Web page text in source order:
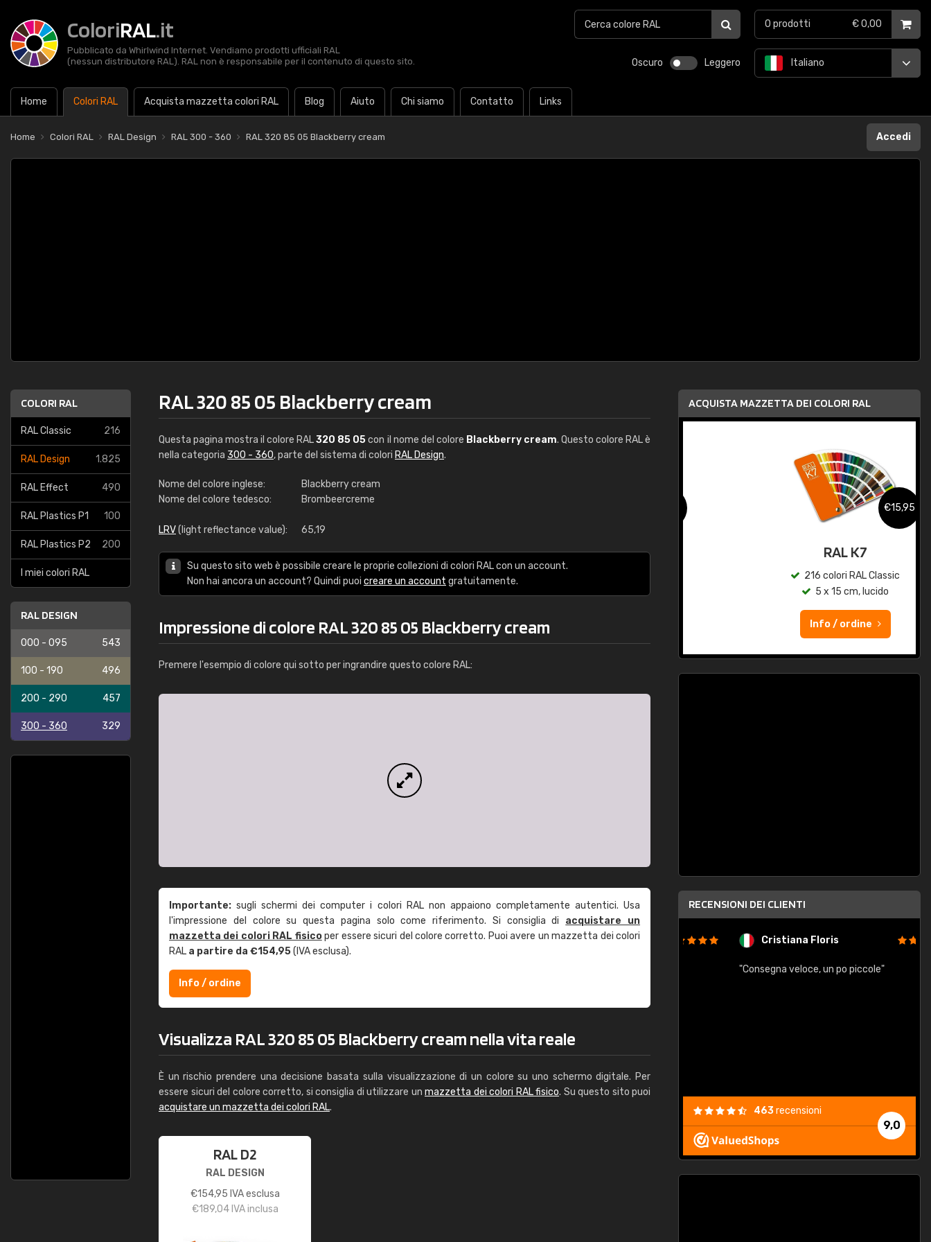
ColoriRAL.it
Pubblicato da Whirlwind Internet. Vendiamo prodotti ufficiali RAL
(nessun distributore RAL). RAL non è responsabile per il contenuto di questo sito.
Oscuro Leggero
Home Colori RAL Acquista mazzetta colori RAL Blog Aiuto Chi siamo Contatto Links
Italiano
0 prodotti € 0,00
Home Colori RAL RAL Design RAL 300 - 360 RAL 320 85 05 Blackberry cream Accedi
COLORI RAL
RAL Classic 216
RAL Design 1.825
RAL Effect 490
RAL Plastics P1 100
RAL Plastics P2 200
I miei colori RAL
RAL DESIGN
000 - 095 543
100 - 190 496
200 - 290 457
300 - 360 329
RAL 320 85 05 Blackberry cream
Questa pagina mostra il colore RAL320 85 05con il nome del colore Blackberry cream. Questo colore RAL è
nella categoria 300 - 360, parte del sistema di colori RAL Design.
Nome del colore inglese:
Blackberry cream
Nome del colore tedesco:
Brombeercreme
LRV(light reflectance value): 65,19
Su questo sito web è possibile creare le proprie collezioni di colori RAL con un account.
Non hai ancora un account? Quindi puoi creare un account gratuitamente.
Impressione di colore RAL 320 85 05 Blackberry cream
Premere l'esempio di colore qui sotto per ingrandire questo colore RAL:
Importante: sugli schermi dei computer i colori RAL non appaiono completamente autentici. Usa
l'impressione del colore su questa pagina solo come riferimento. Si consiglia di acquistare un
mazzetta dei colori RAL fisicoper essere sicuri del colore corretto. Puoi avere un mazzetta dei colori
RAL a partire da €154,95(IVA esclusa).
Info / ordine
Visualizza RAL 320 85 05 Blackberry cream nella vita reale
È un rischio prendere una decisione basata sulla visualizzazione di un colore su uno schermo digitale. Per
essere sicuri del colore corretto, si consiglia di utilizzare un mazzetta dei colori RAL fisico. Su questo sito puoi
acquistare un mazzetta dei colori RAL.
RAL D2
RAL DESIGN
€154,95 IVA esclusa
€189,04IVA inclusa
ACQUISTA MAZZETTA DEI COLORI RAL
RAL K7 a base d'acqua
Info / ordine
€15,95
216 colori RAL Classic
5 x 15 cm, lucido
Info / ordine
RECENSIONI DEI CLIENTI
Caterina Maifredi Cristiana Floris
"Consegna veloce, un po piccole"
9,0
463recensioni